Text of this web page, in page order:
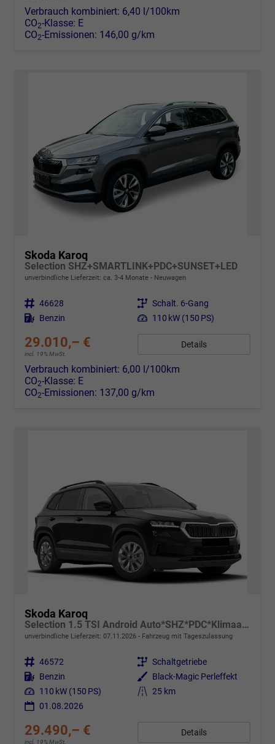
Verbrauch kombiniert: 6,40 l/100km
CO2-Klasse: E
CO2-Emissionen: 146,00 g/km
Skoda Karoq
Selection SHZ+SMARTLINK+PDC+SUNSET+LED
unverbindliche Lieferzeit: ca. 3-4 Monate Neuwagen
Fahrzeugnr. 46628 Getriebe Schalt. 6-Gang
Kraftstoff Benzin Leistung 110 kW (150 PS)
29.010,– €
incl. 19% MwSt.
Details
Verbrauch kombiniert: 6,00 l/100km
CO2-Klasse: E
CO2-Emissionen: 137,00 g/km
Skoda Karoq
Selection 1.5 TSI Android Auto*SHZ*PDC*Klimaauto*SUNSET*LED
unverbindliche Lieferzeit: 07.11.2026 Fahrzeug mit Tageszulassung
Fahrzeugnr. 46572 Getriebe Schaltgetriebe
Kraftstoff Benzin Außenfarbe
Black-Magic Perleffekt
Leistung 110 kW (150 PS) Kilometerstand 25 km
01.08.2026
29.490,– €
incl. 19% MwSt.
Details